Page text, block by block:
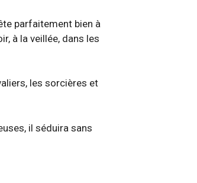
parfaitement bien à
à la veillée, dans les
les sorcières et
il séduira sans